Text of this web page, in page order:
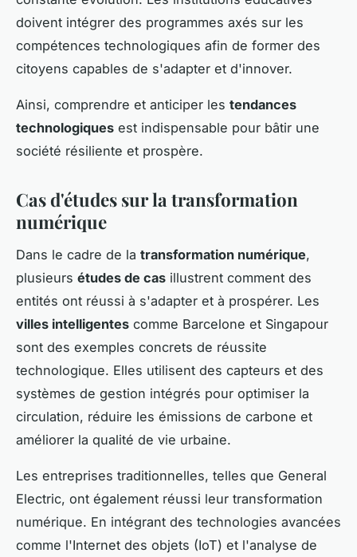
doivent intégrer des programmes axés sur les
compétences technologiques afin de former des
citoyens capables de s'adapter et d'innover.
Ainsi, comprendre et anticiper les tendances
technologiques est indispensable pour bâtir une
société résiliente et prospère.
Cas d'études sur la transformation
numérique
Dans le cadre de la transformation numérique,
plusieurs études de cas illustrent comment des
entités ont réussi à s'adapter et à prospérer. Les
villes intelligentes comme Barcelone et Singapour
sont des exemples concrets de réussite
technologique. Elles utilisent des capteurs et des
systèmes de gestion intégrés pour optimiser la
circulation, réduire les émissions de carbone et
améliorer la qualité de vie urbaine.
Les entreprises traditionnelles, telles que General
Electric, ont également réussi leur transformation
numérique. En intégrant des technologies avancées
comme l'Internet des objets (IoT) et l'analyse de